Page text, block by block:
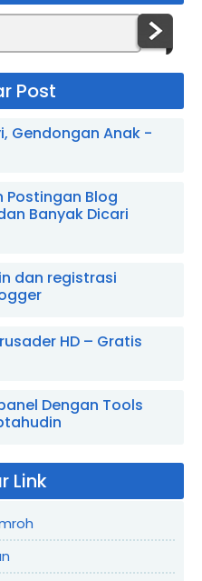
Post
Gendongan Anak -
Postingan Blog
Banyak Dicari
dan registrasi
HD – Gratis
Dengan Tools
Link